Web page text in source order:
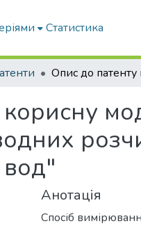
Статистика
Анотація
Спосіб